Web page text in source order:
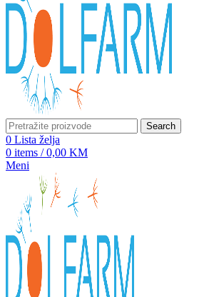
Search
0 Lista želja
0 items / 0,00 KM
Meni